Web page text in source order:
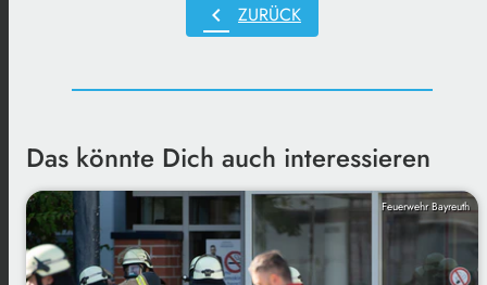
chevron_left ZURÜCK
Das könnte Dich auch interessieren
Feuerwehr Bayreuth